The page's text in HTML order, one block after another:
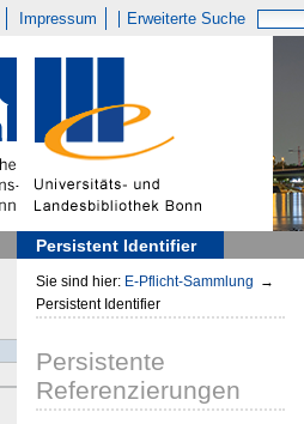
Impressum Erweiterte Suche
Persistent Identifier
Sie sind hier: E-Pflicht-Sammlung →
Persistent Identifier
Persistente
Referenzierungen